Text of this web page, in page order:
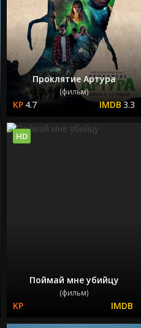
Проклятие Артура
(фильм)
4.7 3.3
Поймай мне убийцу
(фильм)
HD